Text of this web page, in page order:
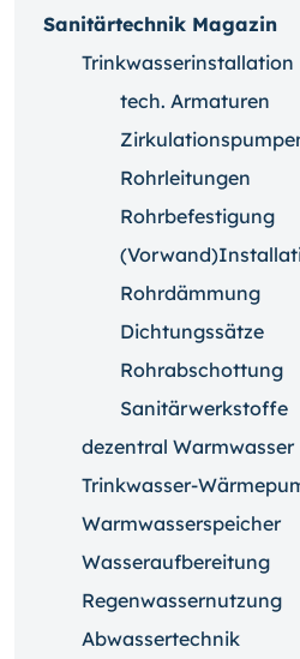
Sanitärtechnik Magazin
Trinkwasserinstallation
tech. Armaturen
Rohrleitungen
Rohrbefestigung
Rohrdämmung
Dichtungssätze
Rohrabschottung
Sanitärwerkstoffe
dezentral Warmwasser
Trinkwasser-
Warmwasserspeicher
Wasseraufbereitung
Regenwassernutzung
Abwassertechnik